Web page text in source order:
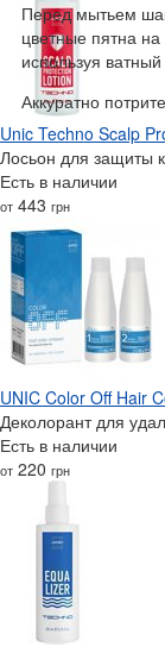
Перед мытьем
цветные пятна
используя
Аккуратно
Unic Techno Scalp
Лосьон для защиты
Есть в наличии
от 443 грн
UNIC Color Off Hair
Деколорант для
Есть в наличии
от 220 грн